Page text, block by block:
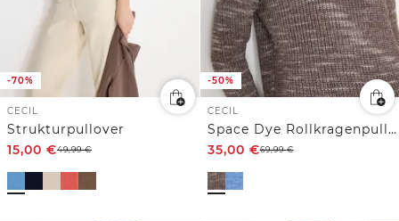
-70%
CECIL
Strukturpullover
15,00 €49,99€
-50%
CECIL
Space Dye Rollkragenpullover
35,00 €69,99€